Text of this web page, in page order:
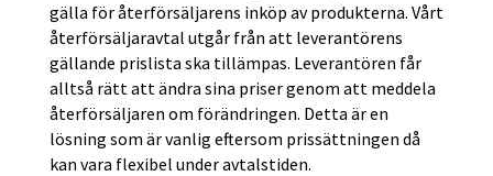
gälla för återförsäljarens inköp av produkterna. Vårt
återförsäljaravtal utgår från att leverantörens
gällande prislista ska tillämpas. Leverantören får
alltså rätt att ändra sina priser genom att meddela
återförsäljaren om förändringen. Detta är en
lösning som är vanlig eftersom prissättningen då
kan vara flexibel under avtalstiden.